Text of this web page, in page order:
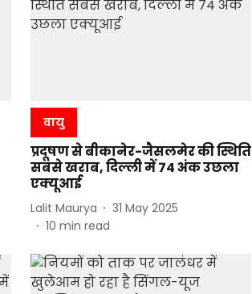
वायु
प्रदूषण से बीकानेर-जैसलमेर की स्थिति
सबसे खराब, दिल्ली में 74 अंक उछला
एक्यूआई
Lalit Maurya
31 May 2025
10 min read